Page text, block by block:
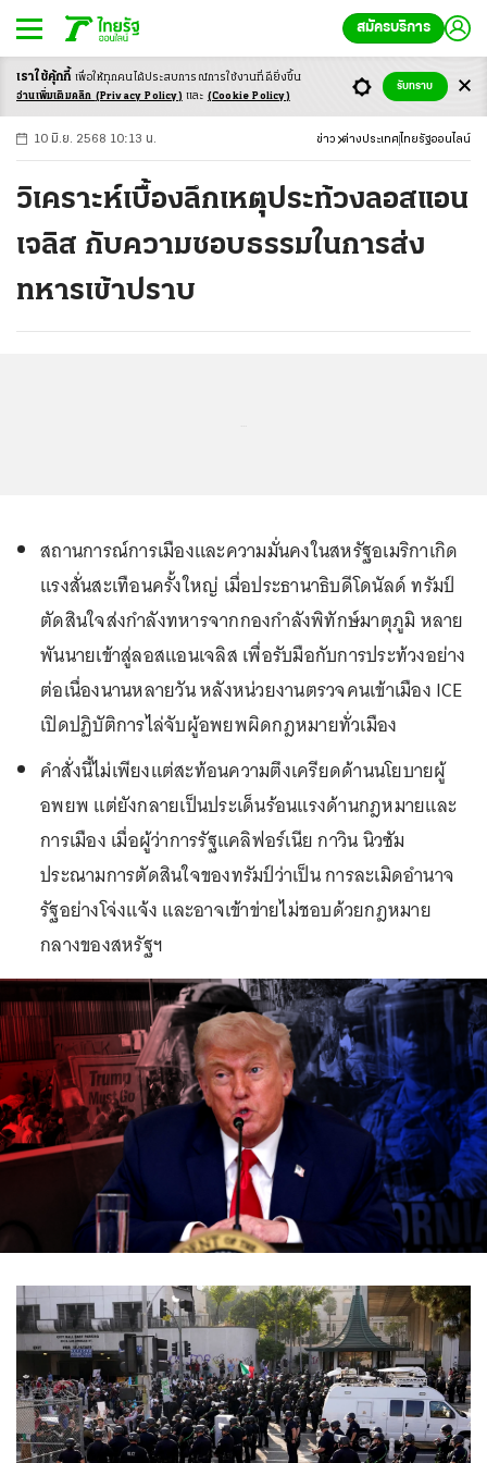
สมัครบริการ
-ก ก ก+
10 มิ.ย. 2568 10:13 น. ข่าว ต่างประเทศ ไทยรัฐออนไลน์
วิเคราะห์เบื้องลึกเหตุประท้วงลอสแอน
เจลิส กับความชอบธรรมในการส่ง
ทหารเข้าปราบ
สถานการณ์การเมืองและความมั่นคงในสหรัฐอเมริกาเกิด
แรงสั่นสะเทือนครั้งใหญ่ เมื่อประธานาธิบดีโดนัลด์ ทรัมป์
ตัดสินใจส่งกำลังทหารจากกองกำลังพิทักษ์มาตุภูมิ หลาย
พันนายเข้าสู่ลอสแอนเจลิส เพื่อรับมือกับการประท้วงอย่าง
ต่อเนื่องนานหลายวัน หลังหน่วยงานตรวจคนเข้าเมือง ICE
เปิดปฏิบัติการไล่จับผู้อพยพผิดกฎหมายทั่วเมือง
คำสั่งนี้ไม่เพียงแต่สะท้อนความตึงเครียดด้านนโยบายผู้
อพยพ แต่ยังกลายเป็นประเด็นร้อนแรงด้านกฎหมายและ
การเมือง เมื่อผู้ว่าการรัฐแคลิฟอร์เนีย กาวิน นิวซัม
ประณามการตัดสินใจของทรัมป์ว่าเป็น การละเมิดอำนาจ
รัฐอย่างโจ่งแจ้ง และอาจเข้าข่ายไม่ชอบด้วยกฎหมาย
กลางของสหรัฐฯ
เราใช้คุ้กกี้ เพื่อให้ทุกคนได้ประสบการณ์การใช้งานที่ดียิ่งขึ้น
อ่านเพิ่มเติมคลิก (Privacy Policy) และ (Cookie Policy)
รับทราบ